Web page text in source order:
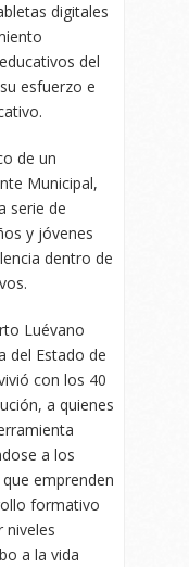
digitales
del
esfuerzo e
de un
Municipal,
serie de
y jóvenes
dentro de
Luévano
del Estado de
con los 40
a quienes
a los
emprenden
formativo
niveles
a la vida